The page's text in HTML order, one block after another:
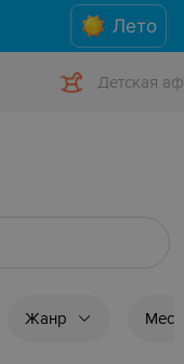
Лето
Детская
Жанр